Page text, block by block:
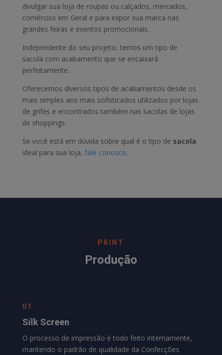
divulgar sua loja de roupas ou calçados, mercados,
comércios em Geral e para expor sua marca nas
grandes feiras e eventos promocionais.
Independente do seu projeto, temos um tipo de
sacola com acabamento que se encaixará
perfeitamente.
Oferecemos diversos tipos de acabamentos desde os
mais simples aos mais sofisticados utilizados por lojas
de grifes e encontrados também nas sacolas de lojas
de shoppings.
Se você está em dúvida sobre qual é o tipo de sacola
ideal para sua loja, fale conosco.
PRINT
Produção
01
Silk Screen
O processo de impressão é todo feito internamente,
mantendo o padrão de qualidade da Confecções